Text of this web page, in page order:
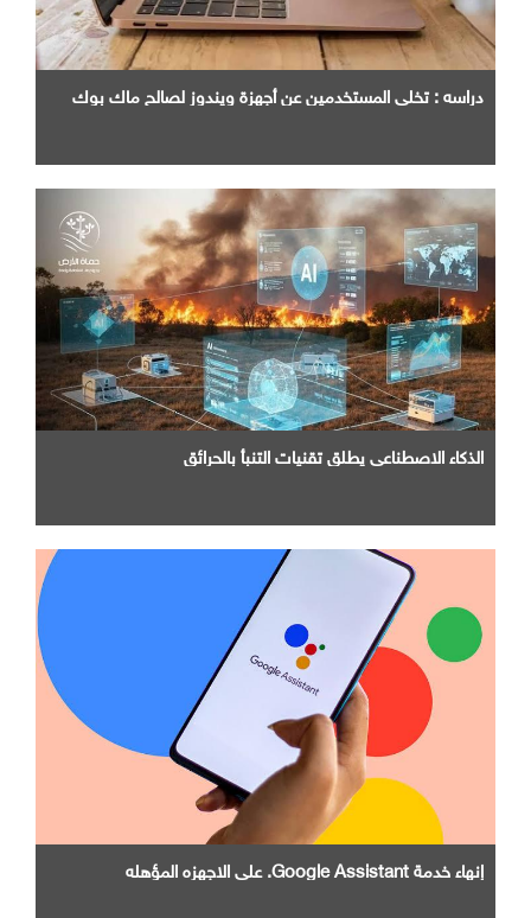
دراسه : تخلي المستخدمين عن أجهزة ويندوز لصالح ماك بوك
الذكاء الاصطناعي يطلق تقنيات التنبأ بالحرائق
إنهاء خدمة Google Assistant. علي الاجهزه المؤهله